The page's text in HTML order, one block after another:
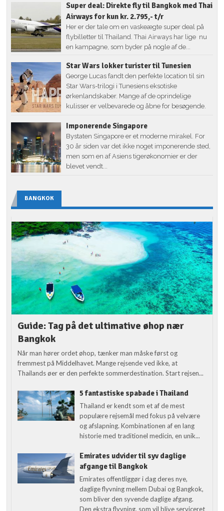
Super deal: Direkte fly til Bangkok med Thai
Airways for kun kr. 2.795,- t/r
Her er der tale om en vaskeægte super deal på
flybilletter til Thailand. Thai Airways har lige nu
en kampagne, som byder på nogle af de...
Star Wars lokker turister til Tunesien
George Lucas fandt den perfekte location til sin
Star Wars-trilogi i Tunesiens eksotiske
ørkenlandskaber. Mange af de oprindelige
kulisser er velbevarede og åbne for besøgende.
Imponerende Singapore
Bystaten Singapore er et moderne mirakel. For
30 år siden var det ikke noget imponerende sted,
men som en af Asiens tigerøkonomier er der
blevet vendt...
BANGKOK
Guide: Tag på det ultimative øhop nær
Bangkok
Når man hører ordet øhop, tænker man måske først og
fremmest på Middelhavet. Mange rejsende ved ikke, at
Thailands øer er den perfekte sommerdestination. Start rejsen...
5 fantastiske spabade i Thailand
Thailand er kendt som et af de mest
populære rejsemål med fokus på velvære
og afslapning. Kombinationen af en lang
historie med traditionel medicin, en unik...
Emirates udvider til syv daglige
afgange til Bangkok
Emirates offentliggør i dag deres nye,
daglige flyvning mellem Dubai og Bangkok,
som bliver den syvende daglige afgang.
Den ekstra flyvning, som vil blive serviceret